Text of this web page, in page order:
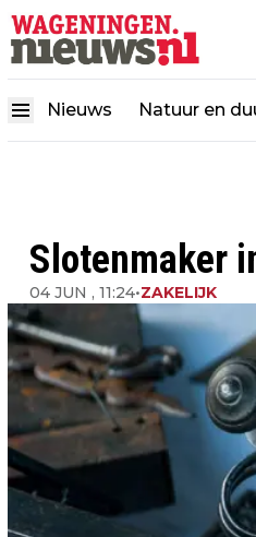
Nieuws Natuur en
Slotenmaker
04 JUN , 11:24•ZAKELIJK